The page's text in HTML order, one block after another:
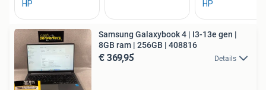
Samsung Galaxybook 4 | I3-13e gen |
8GB ram | 256GB | 408816
€ 369,95 Details